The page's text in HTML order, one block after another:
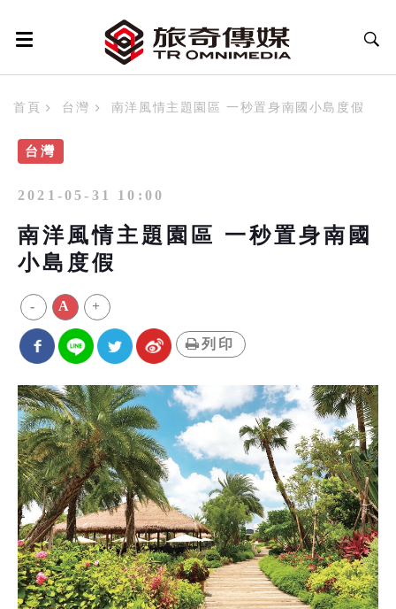
首頁 台灣 南洋風情主題園區 一秒置身南國小島度假
台灣
2021-05-31 10:00
南洋風情主題園區 一秒置身南國
小島度假
- A +
列印